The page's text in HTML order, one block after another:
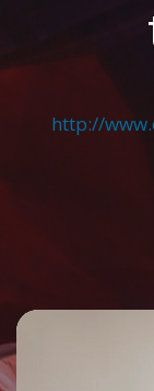
http://